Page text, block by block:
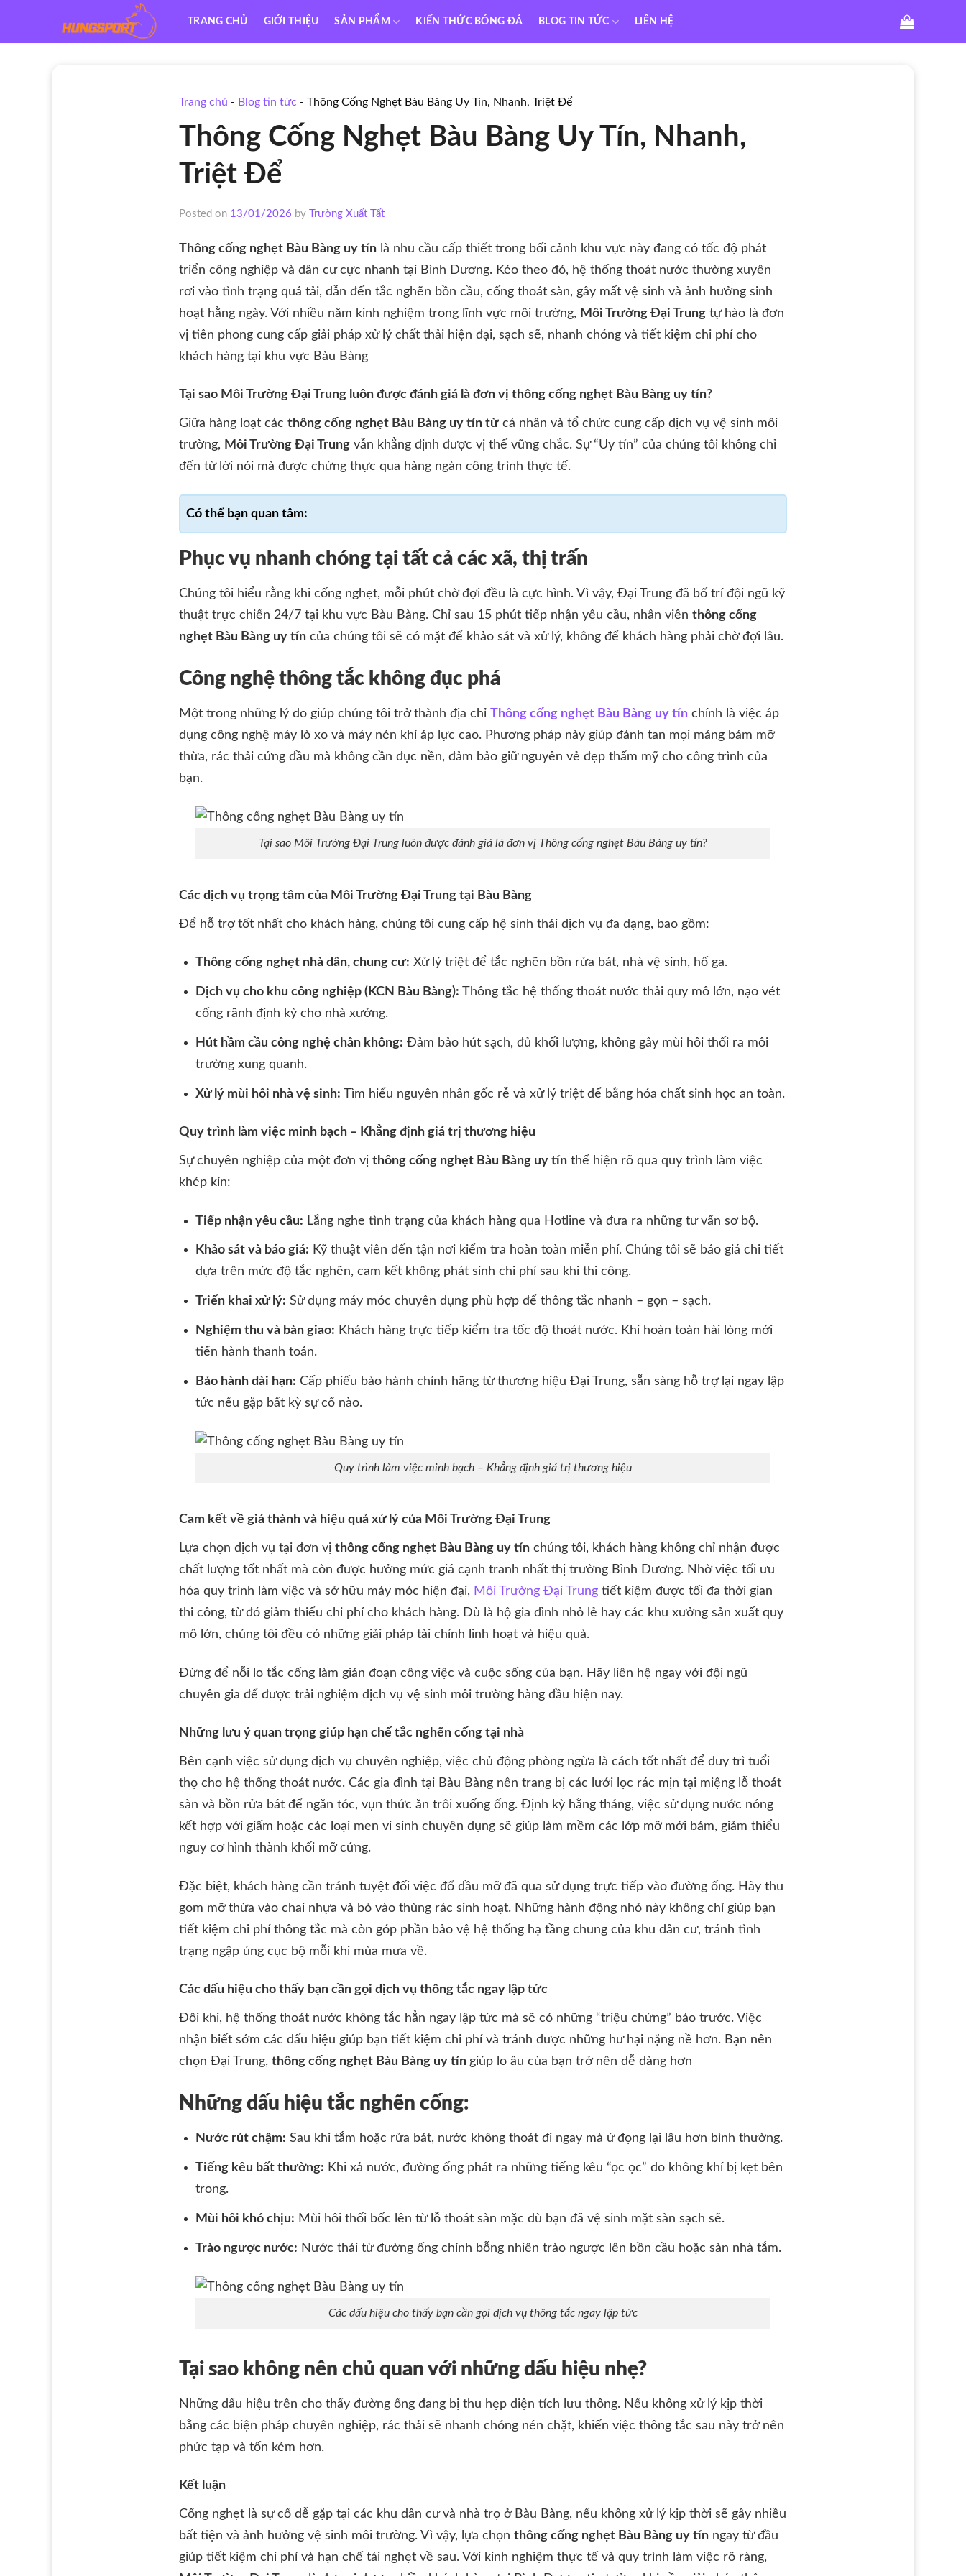
content
TRANG CHỦ GIỚI THIỆU SẢN PHẨM KIẾN THỨC BÓNG ĐÁ BLOG TIN TỨC LIÊN HỆ
Trang chủ - Blog tin tức - Thông Cống Nghẹt Bàu Bàng Uy Tín, Nhanh, Triệt Để
Thông Cống Nghẹt Bàu Bàng Uy Tín, Nhanh,
Triệt Để
Posted on 13/01/2026 by Trường Xuất Tất
Thông cống nghẹt Bàu Bàng uy tín là nhu cầu cấp thiết trong bối cảnh khu vực này đang có tốc độ phát
triển công nghiệp và dân cư cực nhanh tại Bình Dương. Kéo theo đó, hệ thống thoát nước thường xuyên
rơi vào tình trạng quá tải, dẫn đến tắc nghẽn bồn cầu, cống thoát sàn, gây mất vệ sinh và ảnh hưởng sinh
hoạt hằng ngày. Với nhiều năm kinh nghiệm trong lĩnh vực môi trường, Môi Trường Đại Trung tự hào là đơn
vị tiên phong cung cấp giải pháp xử lý chất thải hiện đại, sạch sẽ, nhanh chóng và tiết kiệm chi phí cho
khách hàng tại khu vực Bàu Bàng
Tại sao Môi Trường Đại Trung luôn được đánh giá là đơn vị thông cống nghẹt Bàu Bàng uy tín?
Giữa hàng loạt các thông cống nghẹt Bàu Bàng uy tín từcá nhân và tổ chức cung cấp dịch vụ vệ sinh môi
trường, Môi Trường Đại Trung vẫn khẳng định được vị thế vững chắc. Sự “Uy tín” của chúng tôi không chỉ
đến từ lời nói mà được chứng thực qua hàng ngàn công trình thực tế.
Phục vụ nhanh chóng tại tất cả các xã, thị trấn
Chúng tôi hiểu rằng khi cống nghẹt, mỗi phút chờ đợi đều là cực hình. Vì vậy, Đại Trung đã bố trí đội ngũ kỹ
thuật trực chiến 24/7 tại khu vực Bàu Bàng. Chỉ sau 15 phút tiếp nhận yêu cầu, nhân viên thông cống
nghẹt Bàu Bàng uy tín của chúng tôi sẽ có mặt để khảo sát và xử lý, không để khách hàng phải chờ đợi lâu.
Công nghệ thông tắc không đục phá
Một trong những lý do giúp chúng tôi trở thành địa chỉ Thông cống nghẹt Bàu Bàng uy tín chính là việc áp
dụng công nghệ máy lò xo và máy nén khí áp lực cao. Phương pháp này giúp đánh tan mọi mảng bám mỡ
thừa, rác thải cứng đầu mà không cần đục nền, đảm bảo giữ nguyên vẻ đẹp thẩm mỹ cho công trình của
bạn.
Tại sao Môi Trường Đại Trung luôn được đánh giá là đơn vị Thông cống nghẹt Bàu Bàng uy tín?
Các dịch vụ trọng tâm của Môi Trường Đại Trung tại Bàu Bàng
Để hỗ trợ tốt nhất cho khách hàng, chúng tôi cung cấp hệ sinh thái dịch vụ đa dạng, bao gồm:
Thông cống nghẹt nhà dân, chung cư: Xử lý triệt để tắc nghẽn bồn rửa bát, nhà vệ sinh, hố ga.
Dịch vụ cho khu công nghiệp (KCN Bàu Bàng): Thông tắc hệ thống thoát nước thải quy mô lớn, nạo vét
cống rãnh định kỳ cho nhà xưởng.
Hút hầm cầu công nghệ chân không: Đảm bảo hút sạch, đủ khối lượng, không gây mùi hôi thối ra môi
trường xung quanh.
Xử lý mùi hôi nhà vệ sinh: Tìm hiểu nguyên nhân gốc rễ và xử lý triệt để bằng hóa chất sinh học an toàn.
Quy trình làm việc minh bạch – Khẳng định giá trị thương hiệu
Sự chuyên nghiệp của một đơn vị thông cống nghẹt Bàu Bàng uy tín thể hiện rõ qua quy trình làm việc
khép kín:
Tiếp nhận yêu cầu: Lắng nghe tình trạng của khách hàng qua Hotline và đưa ra những tư vấn sơ bộ.
Khảo sát và báo giá: Kỹ thuật viên đến tận nơi kiểm tra hoàn toàn miễn phí. Chúng tôi sẽ báo giá chi tiết
dựa trên mức độ tắc nghẽn, cam kết không phát sinh chi phí sau khi thi công.
Triển khai xử lý: Sử dụng máy móc chuyên dụng phù hợp để thông tắc nhanh – gọn – sạch.
Nghiệm thu và bàn giao: Khách hàng trực tiếp kiểm tra tốc độ thoát nước. Khi hoàn toàn hài lòng mới
tiến hành thanh toán.
Bảo hành dài hạn: Cấp phiếu bảo hành chính hãng từ thương hiệu Đại Trung, sẵn sàng hỗ trợ lại ngay lập
tức nếu gặp bất kỳ sự cố nào.
Quy trình làm việc minh bạch – Khẳng định giá trị thương hiệu
Cam kết về giá thành và hiệu quả xử lý của Môi Trường Đại Trung
Lựa chọn dịch vụ tại đơn vị thông cống nghẹt Bàu Bàng uy tín chúng tôi, khách hàng không chỉ nhận được
chất lượng tốt nhất mà còn được hưởng mức giá cạnh tranh nhất thị trường Bình Dương. Nhờ việc tối ưu
hóa quy trình làm việc và sở hữu máy móc hiện đại, Môi Trường Đại Trung tiết kiệm được tối đa thời gian
thi công, từ đó giảm thiểu chi phí cho khách hàng. Dù là hộ gia đình nhỏ lẻ hay các khu xưởng sản xuất quy
mô lớn, chúng tôi đều có những giải pháp tài chính linh hoạt và hiệu quả.
Đừng để nỗi lo tắc cống làm gián đoạn công việc và cuộc sống của bạn. Hãy liên hệ ngay với đội ngũ
chuyên gia để được trải nghiệm dịch vụ vệ sinh môi trường hàng đầu hiện nay.
Những lưu ý quan trọng giúp hạn chế tắc nghẽn cống tại nhà
Bên cạnh việc sử dụng dịch vụ chuyên nghiệp, việc chủ động phòng ngừa là cách tốt nhất để duy trì tuổi
thọ cho hệ thống thoát nước. Các gia đình tại Bàu Bàng nên trang bị các lưới lọc rác mịn tại miệng lỗ thoát
sàn và bồn rửa bát để ngăn tóc, vụn thức ăn trôi xuống ống. Định kỳ hằng tháng, việc sử dụng nước nóng
kết hợp với giấm hoặc các loại men vi sinh chuyên dụng sẽ giúp làm mềm các lớp mỡ mới bám, giảm thiểu
nguy cơ hình thành khối mỡ cứng.
Đặc biệt, khách hàng cần tránh tuyệt đối việc đổ dầu mỡ đã qua sử dụng trực tiếp vào đường ống. Hãy thu
gom mỡ thừa vào chai nhựa và bỏ vào thùng rác sinh hoạt. Những hành động nhỏ này không chỉ giúp bạn
tiết kiệm chi phí thông tắc mà còn góp phần bảo vệ hệ thống hạ tầng chung của khu dân cư, tránh tình
trạng ngập úng cục bộ mỗi khi mùa mưa về.
Các dấu hiệu cho thấy bạn cần gọi dịch vụ thông tắc ngay lập tức
Đôi khi, hệ thống thoát nước không tắc hẳn ngay lập tức mà sẽ có những “triệu chứng” báo trước. Việc
nhận biết sớm các dấu hiệu giúp bạn tiết kiệm chi phí và tránh được những hư hại nặng nề hơn. Bạn nên
chọn Đại Trung, thông cống nghẹt Bàu Bàng uy tín giúp lo âu cùa bạn trở nên dễ dàng hơn
Những dấu hiệu tắc nghẽn cống:
Nước rút chậm: Sau khi tắm hoặc rửa bát, nước không thoát đi ngay mà ứ đọng lại lâu hơn bình thường.
Tiếng kêu bất thường: Khi xả nước, đường ống phát ra những tiếng kêu “ọc ọc” do không khí bị kẹt bên
trong.
Mùi hôi khó chịu: Mùi hôi thối bốc lên từ lỗ thoát sàn mặc dù bạn đã vệ sinh mặt sàn sạch sẽ.
Trào ngược nước: Nước thải từ đường ống chính bỗng nhiên trào ngược lên bồn cầu hoặc sàn nhà tắm.
Các dấu hiệu cho thấy bạn cần gọi dịch vụ thông tắc ngay lập tức
Tại sao không nên chủ quan với những dấu hiệu nhẹ?
Những dấu hiệu trên cho thấy đường ống đang bị thu hẹp diện tích lưu thông. Nếu không xử lý kịp thời
bằng các biện pháp chuyên nghiệp, rác thải sẽ nhanh chóng nén chặt, khiến việc thông tắc sau này trở nên
phức tạp và tốn kém hơn.
Kết luận
Cống nghẹt là sự cố dễ gặp tại các khu dân cư và nhà trọ ở Bàu Bàng, nếu không xử lý kịp thời sẽ gây nhiều
bất tiện và ảnh hưởng vệ sinh môi trường. Vì vậy, lựa chọn thông cống nghẹt Bàu Bàng uy tín ngay từ đầu
giúp tiết kiệm chi phí và hạn chế tái nghẹt về sau. Với kinh nghiệm thực tế và quy trình làm việc rõ ràng,